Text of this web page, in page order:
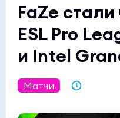
FaZe
ESL Pro
и Intel
Матчи